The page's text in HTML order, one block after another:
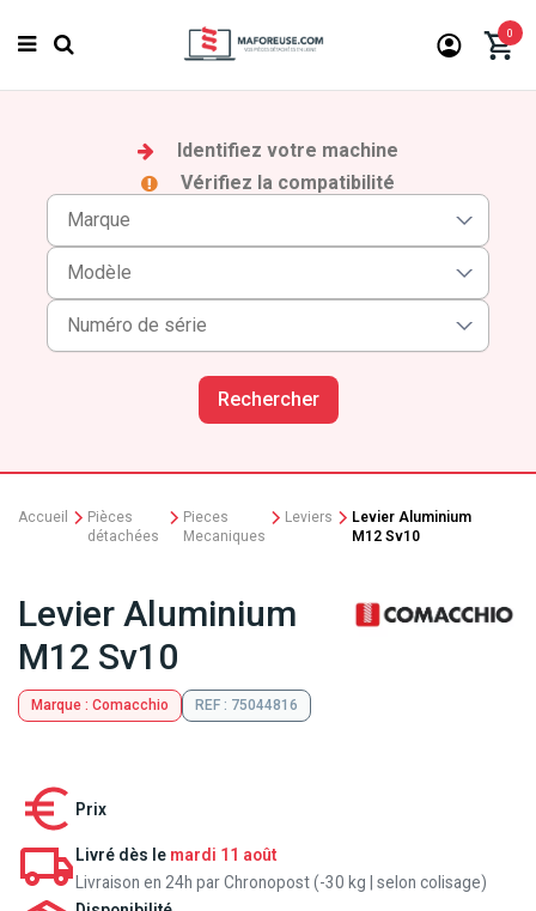
0
Identifiez votre machine
Vérifiez la compatibilité
Rechercher
Accueil
Pièces
détachées
Pieces
Mecaniques
Leviers
Levier Aluminium
M12 Sv10
Levier Aluminium
M12 Sv10
Marque : Comacchio REF : 75044816
Prix
Livré dès le mardi 11 août
Livraison en 24h par Chronopost (-30 kg | selon colisage)